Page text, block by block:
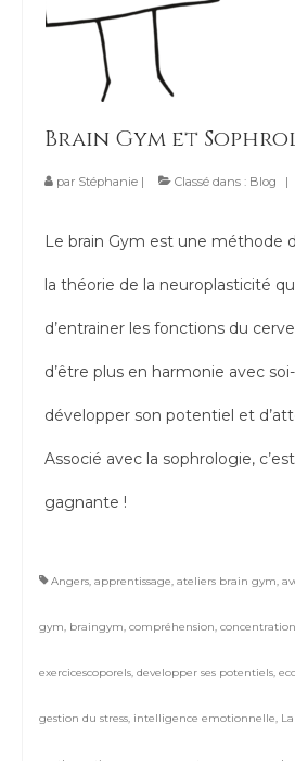
La sophrologie, c’est
Brain Gym et
par Stéphanie | Classé dans : Blog |
Le brain Gym est une méthode
la théorie de la neuroplasticité
d’entrainer les fonctions du
d’être plus en harmonie avec
développer son potentiel et
Associé avec la sophrologie,
gagnante !
Angers, apprentissage, ateliers brain gym,
gym, braingym, compréhension, concentration
exercicescoporels, developper ses potentiels,
gestion du stress, intelligence emotionnelle,